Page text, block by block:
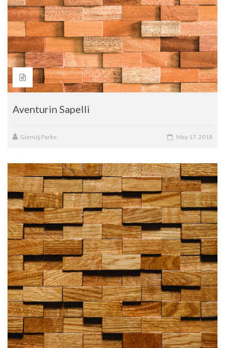
Aventurin Sapelli
Gümüş Parke May 17, 2018